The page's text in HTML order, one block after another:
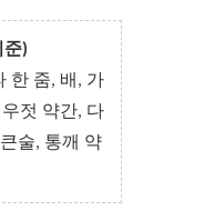
준)
한 줌, 배, 가
젓 약간, 다
술, 통깨 약